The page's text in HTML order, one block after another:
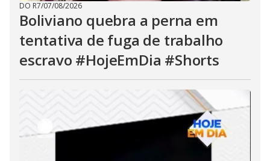
DO R7/07/08/2026
Boliviano quebra a perna em
tentativa de fuga de trabalho
escravo #HojeEmDia #Shorts